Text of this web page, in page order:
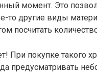
момент. Это
то другие виды
посчитать
При покупке такого
предусматривать